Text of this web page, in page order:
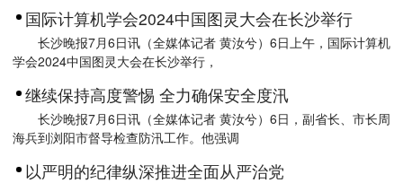
国际计算机学会2024中国图灵大会在长沙举行
长沙晚报7月6日讯（全媒体记者 黄汝兮）6日上午，国际计算机
学会2024中国图灵大会在长沙举行，
继续保持高度警惕 全力确保安全度汛
长沙晚报7月6日讯（全媒体记者 黄汝兮）6日，副省长、市长周
海兵到浏阳市督导检查防汛工作。他强调
以严明的纪律纵深推进全面从严治党